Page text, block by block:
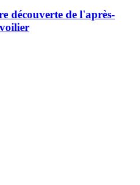
découverte de l'après-